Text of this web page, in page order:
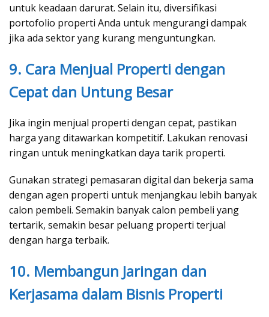
untuk keadaan darurat. Selain itu, diversifikasi
portofolio properti Anda untuk mengurangi dampak
jika ada sektor yang kurang menguntungkan.
9. Cara Menjual Properti dengan
Cepat dan Untung Besar
Jika ingin menjual properti dengan cepat, pastikan
harga yang ditawarkan kompetitif. Lakukan renovasi
ringan untuk meningkatkan daya tarik properti.
Gunakan strategi pemasaran digital dan bekerja sama
dengan agen properti untuk menjangkau lebih banyak
calon pembeli. Semakin banyak calon pembeli yang
tertarik, semakin besar peluang properti terjual
dengan harga terbaik.
10. Membangun Jaringan dan
Kerjasama dalam Bisnis Properti